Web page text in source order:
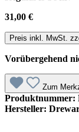
31,00 €
Preis inkl. MwSt.
Vorübergehend
Zum
Produktnummer:
Hersteller: